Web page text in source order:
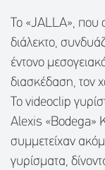
Το «JALLA», που
διάλεκτο,
έντονο
διασκέδαση, τον
Το videoclip
Alexis «Bodega»
συμμετείχαν
γυρίσματα,